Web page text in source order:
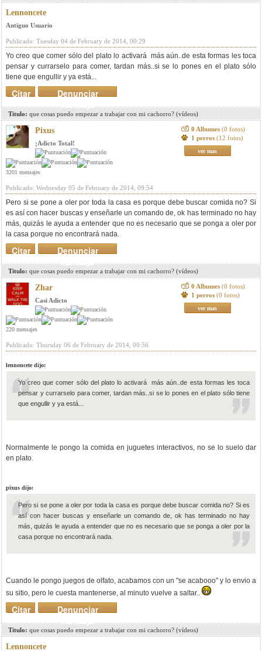
Lennoncete
Antiguo Usuario
Publicado: Tuesday 04 de February de 2014, 00:29
Yo creo que comer sólo del plato lo activará más aún..de esta formas les toca
pensar y currarselo para comer, tardan más..si se lo pones en el plato sólo
tiene que engullir y ya está...
Denunciar
mensaje
Citar
Titulo: que cosas puedo empezar a trabajar con mi cachorro? (vídeos)
Pixus
¡Adicto Total!
3201 mensajes
0 Albumes (0 fotos)
1 perros (12 fotos)
ver mas
Publicado: Wednesday 05 de February de 2014, 09:54
Pero si se pone a oler por toda la casa es porque debe buscar comida no? Si
es así con hacer buscas y enseñarle un comando de, ok has terminado no hay
más, quizás le ayuda a entender que no es necesario que se ponga a oler por
la casa porque no encontrará nada.
Denunciar
mensaje
Citar
Titulo: que cosas puedo empezar a trabajar con mi cachorro? (vídeos)
Zhar
Casi Adicto
220 mensajes
0 Albumes (0 fotos)
1 perros (0 fotos)
ver mas
Publicado: Thursday 06 de February de 2014, 00:56
lennoncete dijo:
Yo creo que comer sólo del plato lo activará más aún..de esta formas les toca
pensar y currarselo para comer, tardan más..si se lo pones en el plato sólo tiene
que engullir y ya está...
Normalmente le pongo la comida en juguetes interactivos, no se lo suelo dar
en plato.
pixus dijo:
Pero si se pone a oler por toda la casa es porque debe buscar comida no? Si es
así con hacer buscas y enseñarle un comando de, ok has terminado no hay
más, quizás le ayuda a entender que no es necesario que se ponga a oler por la
casa porque no encontrará nada.
Cuando le pongo juegos de olfato, acabamos con un "se acabooo" y lo envio a
su sitio, pero le cuesta mantenerse, al minuto vuelve a saltar..
Denunciar
mensaje
Citar
Titulo: que cosas puedo empezar a trabajar con mi cachorro? (vídeos)
Lennoncete